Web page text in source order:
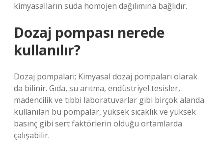
kimyasalların suda homojen dağılımına bağlıdır.
Dozaj pompası nerede
kullanılır?
Dozaj pompaları; Kimyasal dozaj pompaları olarak
da bilinir. Gıda, su arıtma, endüstriyel tesisler,
madencilik ve tıbbi laboratuvarlar gibi birçok alanda
kullanılan bu pompalar, yüksek sıcaklık ve yüksek
basınç gibi sert faktörlerin olduğu ortamlarda
çalışabilir.